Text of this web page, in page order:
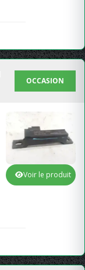
OCCASION
Voir le produit